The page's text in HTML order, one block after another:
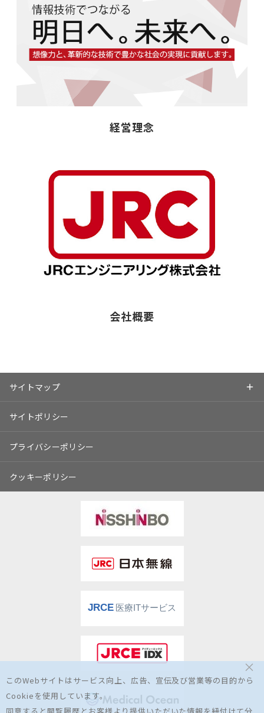
経営理念
会社概要
サイトマップ
サイトポリシー
プライバシーポリシー
クッキーポリシー
このWebサイトはサービス向上、広告、宣伝及び営業等の目的から
Cookieを使用しています。
×